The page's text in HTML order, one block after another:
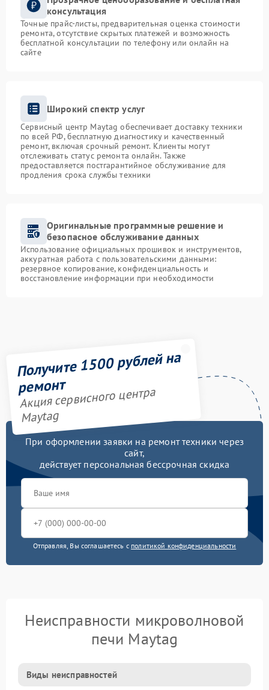
консультация
Точные прайс-листы, предварительная оценка стоимости
ремонта, отсутствие скрытых платежей и возможность
бесплатной консультации по телефону или онлайн на
сайте
Широкий спектр услуг
Сервисный центр Maytag обеспечивает доставку техники
по всей РФ, бесплатную диагностику и качественный
ремонт, включая срочный ремонт. Клиенты могут
отслеживать статус ремонта онлайн. Также
предоставляется постгарантийное обслуживание для
продления срока службы техники
Оригинальные программные решение и
безопасное обслуживание данных
Использование официальных прошивок и инструментов,
аккуратная работа с пользовательскими данными:
резервное копирование, конфиденциальность и
восстановление информации при необходимости
Получите 1500 рублей на
ремонт
Акция сервисного центра
Maytag
При оформлении заявки на ремонт техники через
сайт,
действует персональная бессрочная скидка
Отправляя, Вы соглашаетесь с политикой конфиденциальности
Неисправности микроволновой
печи Maytag
Виды неисправностей